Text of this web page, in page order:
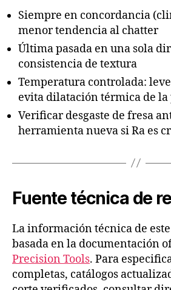
Siempre en concordancia
menor tendencia al chatter
Última pasada en una sola
consistencia de textura
Temperatura controlada:
evita dilatación térmica de la
Verificar desgaste de fresa
herramienta nueva si Ra es
Fuente técnica de
La información técnica de
basada en la documentación
Precision Tools. Para
completas, catálogos